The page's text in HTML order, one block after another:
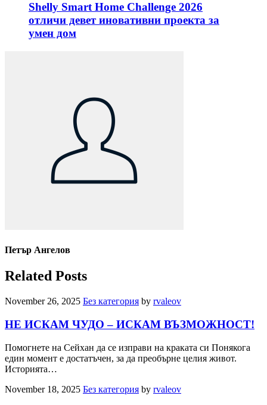
Shelly Smart Home Challenge 2026
отличи девет иновативни проекта за
умен дом
Петър Ангелов
Related Posts
November 26, 2025 Без категория by rvaleov
НЕ ИСКАМ ЧУДО – ИСКАМ ВЪЗМОЖНОСТ!
Помогнете на Сейхан да се изправи на краката си Понякога
един момент е достатъчен, за да преобърне целия живот.
Историята…
November 18, 2025 Без категория by rvaleov